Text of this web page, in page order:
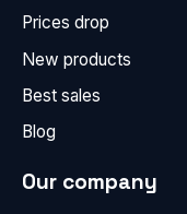
Prices drop
New products
Best sales
Blog
Our company